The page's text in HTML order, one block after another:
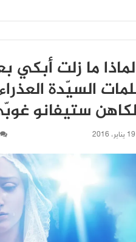
ما زلت أبكي
السيّدة العذراء
ستيفانو
19 يناير، 2016